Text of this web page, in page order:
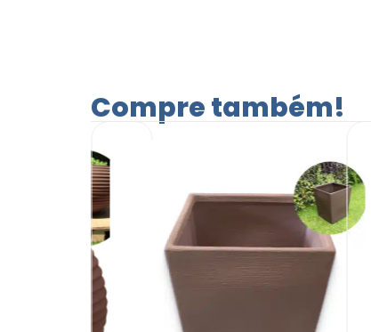
Compre também!